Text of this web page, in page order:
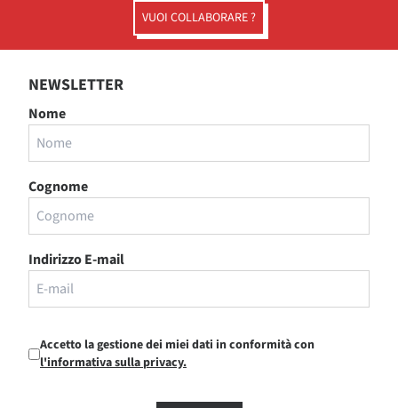
VUOI COLLABORARE ?
NEWSLETTER
Nome
Cognome
Indirizzo E-mail
Accetto la gestione dei miei dati in conformità con
l'informativa sulla privacy.